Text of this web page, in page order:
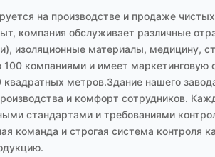
на производстве и продаже
компания обслуживает различные
изоляционные материалы, медицину,
100 компаниями и имеет
метров.Здание нашего
и комфорт сотрудников.
стандартами и требованиями
команда и строгая система